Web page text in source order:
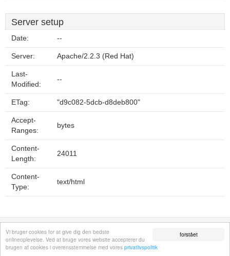
forstået
Vi bruger cookies for at give dig den bedste
onlineoplevelse. Ved at bruge vores website accepterer du
brugen af cookies i overensstemmelse med vores privatlivspolitik
Server setup
Date: --
Server: Apache/2.2.3 (Red Hat)
Last-
Modified:
--
ETag: "d9c082-5dcb-d8deb800"
Accept-
Ranges:
bytes
Content-
Length:
24011
Content-
Type:
text/html